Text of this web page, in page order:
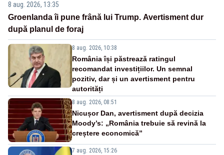
8 aug. 2026, 13:35
Groenlanda îi pune frână lui Trump. Avertisment dur
după planul de foraj
8 aug. 2026, 10:38
România își păstrează ratingul
recomandat investițiilor. Un semnal
pozitiv, dar și un avertisment pentru
autorități
8 aug. 2026, 08:51
Nicușor Dan, avertisment după decizia
Moody’s: „România trebuie să revină la
creștere economică”
7 aug. 2026, 15:26